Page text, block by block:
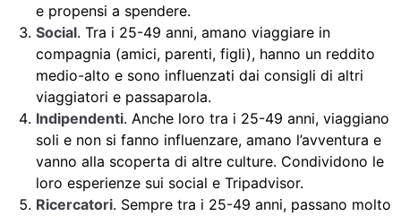
e propensi a spendere.
Social. Tra i 25-49 anni, amano viaggiare in
compagnia (amici, parenti, figli), hanno un reddito
medio-alto e sono influenzati dai consigli di altri
viaggiatori e passaparola.
Indipendenti. Anche loro tra i 25-49 anni, viaggiano
soli e non si fanno influenzare, amano l’avventura e
vanno alla scoperta di altre culture. Condividono le
loro esperienze sui social e Tripadvisor.
Ricercatori. Sempre tra i 25-49 anni, passano molto